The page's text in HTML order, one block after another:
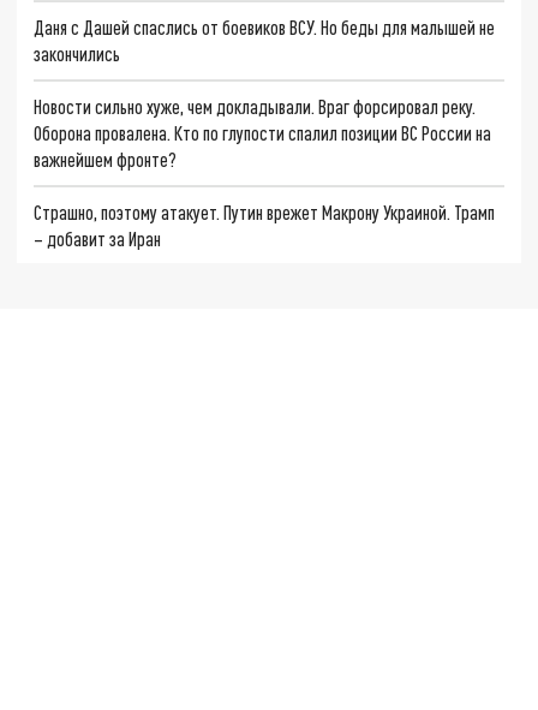
Даня с Дашей спаслись от боевиков ВСУ. Но беды для малышей не
закончились
Новости сильно хуже, чем докладывали. Враг форсировал реку.
Оборона провалена. Кто по глупости спалил позиции ВС России на
важнейшем фронте?
Страшно, поэтому атакует. Путин врежет Макрону Украиной. Трамп
– добавит за Иран